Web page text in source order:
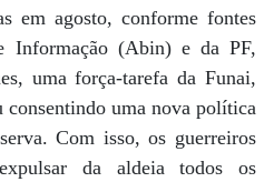
em agosto, conforme fontes
Informação (Abin) e da PF,
uma força-tarefa da Funai,
consentindo uma nova política
Com isso, os guerreiros
da aldeia todos os